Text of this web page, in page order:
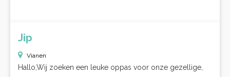
Jip
Vianen
Hallo,Wij zoeken een leuke oppas voor onze gezellige,